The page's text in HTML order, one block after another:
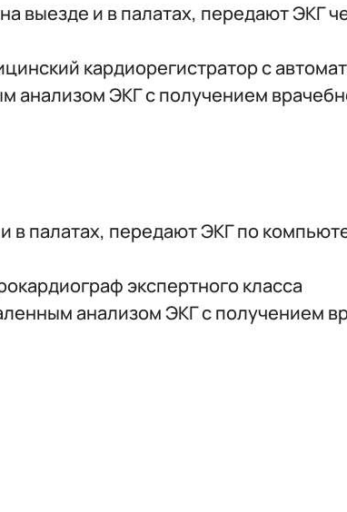
и в палатах, передают ЭКГ
кардиорегистратор с
анализом ЭКГ с получением
палатах, передают ЭКГ по
экспертного класса
анализом ЭКГ с получением